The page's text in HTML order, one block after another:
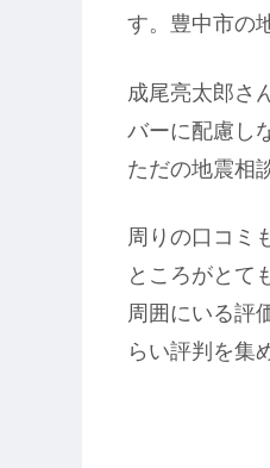
す。豊中市の
成尾亮太郎さ
バーに配慮し
ただの地震相
周りの口コミ
ところがとて
周囲にいる評
らい評判を集